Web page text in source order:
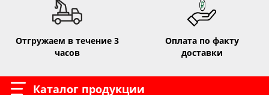
Отгружаем в течение 3
часов
Оплата по факту
доставки
Каталог продукции